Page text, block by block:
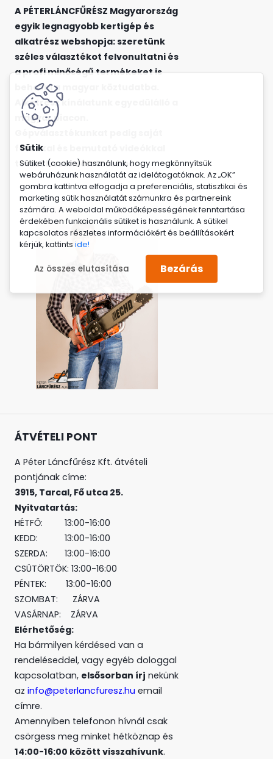
Sütiket (cookie) használunk, hogy megkönnyítsük
webáruházunk használatát az idelátogatóknak. Az „OK”
gombra kattintva elfogadja a preferenciális, statisztikai és
marketing sütik használatát számunkra és partnereink
számára. A weboldal működőképességének fenntartása
érdekében funkcionális sütiket is használunk. A sütikel
kapcsolatos részletes információkért és beállításokért
kérjük, kattints ide!
Az összes elutasítása Bezárás
A PÉTERLÁNCFŰRÉSZ Magyarország
egyik legnagyobb kertigép és
alkatrész webshopja: szeretünk
széles választékot felvonultatni és
a profi minőségű termékeket is
behozni a magyar köztudatba.
Alkatrész kínálatunk egyedülálló a
magyar piacon.
Gépválasztékunkat pedig saját
fotókkal és bemutató videókkal
tesszük szemléletesebbé.
ÁTVÉTELI PONT
A Péter Láncfűrész Kft. átvételi
pontjának címe:
3915, Tarcal, Fő utca 25.
Nyitvatartás:
HÉTFŐ: 13:00-16:00
KEDD: 13:00-16:00
SZERDA: 13:00-16:00
CSÜTÖRTÖK: 13:00-16:00
PÉNTEK: 13:00-16:00
SZOMBAT: ZÁRVA
VASÁRNAP: ZÁRVA
Elérhetőség:
Ha bármilyen kérdésed van a
rendeléseddel, vagy egyéb dologgal
kapcsolatban, elsősorban írj nekünk
az info@peterlancfuresz.hu email
címre.
Amennyiben telefonon hívnál csak
csörgess meg minket hétköznap és
14:00-16:00 között visszahívunk.